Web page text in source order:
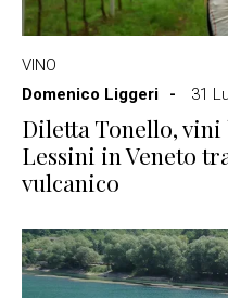
VINO
Domenico Liggeri
31
Diletta Tonello,
Lessini in Veneto
vulcanico